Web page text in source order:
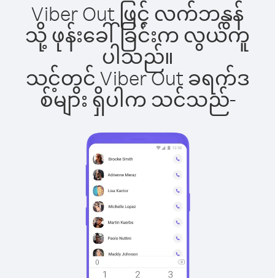
Viber Out ဖြင့် လက်ဘနွန်
သို့ ဖုန်းခေါ်ခြင်းက လွယ်ကူ
ပါသည်။
သင့်တွင် Viber Out ခရက်ဒ
စ်များ ရှိပါက သင်သည်-